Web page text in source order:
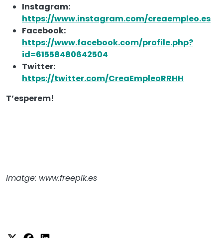
Instagram:
https://www.instagram.com/creaempleo.es
Facebook:
https://www.facebook.com/profile.php?
id=61558480642504
Twitter:
https://twitter.com/CreaEmpleoRRHH
T’esperem!
Imatge: www.freepik.es